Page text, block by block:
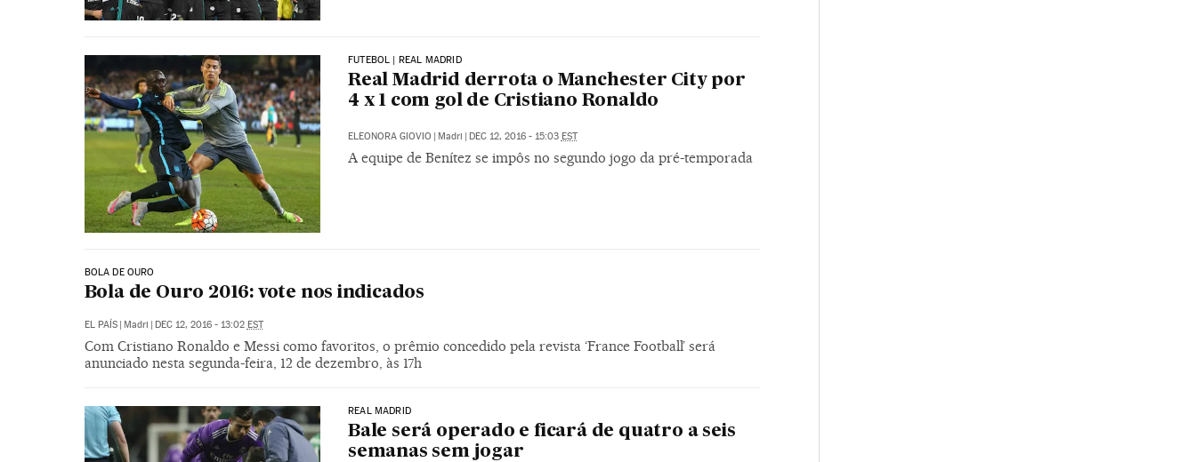
FUTEBOL | REAL MADRID
Real Madrid derrota o Manchester City por
4 x 1 com gol de Cristiano Ronaldo
ELEONORA GIOVIO Madri DEC 12, 2016 - 15:03 EST
A equipe de Benítez se impôs no segundo jogo da pré-temporada
BOLA DE OURO
Bola de Ouro 2016: vote nos indicados
EL PAÍS | Madri | DEC 12, 2016 - 13:02 EST
Com Cristiano Ronaldo e Messi como favoritos, o prêmio concedido pela revista ‘France Football’ será
anunciado nesta segunda-feira, 12 de dezembro, às 17h
REAL MADRID
Bale será operado e ficará de quatro a seis
semanas sem jogar